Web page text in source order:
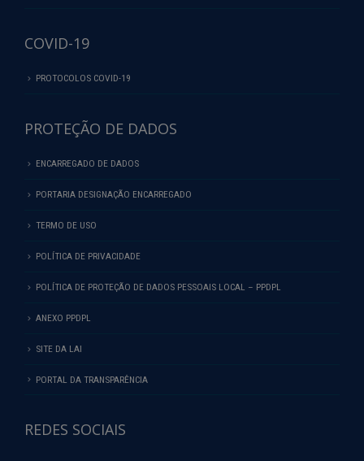
COVID-19
PROTOCOLOS COVID-19
PROTEÇÃO DE DADOS
ENCARREGADO DE DADOS
PORTARIA DESIGNAÇÃO ENCARREGADO
TERMO DE USO
POLÍTICA DE PRIVACIDADE
POLÍTICA DE PROTEÇÃO DE DADOS PESSOAIS LOCAL – PPDPL
ANEXO PPDPL
SITE DA LAI
PORTAL DA TRANSPARÊNCIA
REDES SOCIAIS